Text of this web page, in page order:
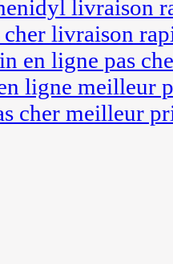
livraison
livraison
en ligne pas
ligne meilleur
cher meilleur